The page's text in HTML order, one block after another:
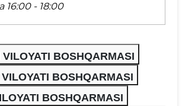
16:00 - 18:00
BOSHQARMASI
BOSHQARMASI
BOSHQARMASI